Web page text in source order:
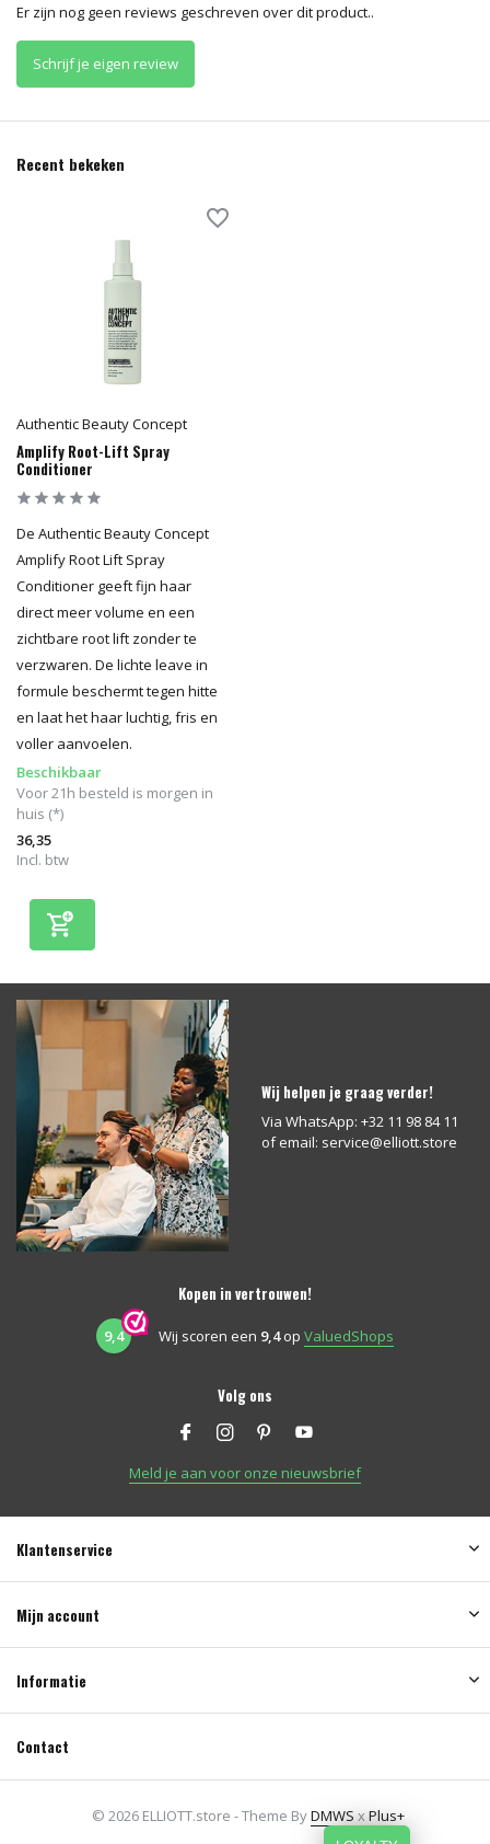
Er zijn nog geen reviews geschreven over dit product..
Schrijf je eigen review
Recent bekeken
Authentic Beauty Concept
Amplify Root-Lift Spray
Conditioner
De Authentic Beauty Concept
Amplify Root Lift Spray
Conditioner geeft fijn haar
direct meer volume en een
zichtbare root lift zonder te
verzwaren. De lichte leave in
formule beschermt tegen hitte
en laat het haar luchtig, fris en
voller aanvoelen.
Beschikbaar
Voor 21h besteld is morgen in
huis (*)
36,35
Incl. btw
Wij helpen je graag verder!
Via WhatsApp: +32 11 98 84 11
of email: service@elliott.store
Kopen in vertrouwen!
9,4 Wij scoren een 9,4op ValuedShops
Volg ons
Meld je aan voor onze nieuwsbrief
Klantenservice
Mijn account
Informatie
Contact
© 2026 ELLIOTT.store - Theme ByDMWS xPlus+